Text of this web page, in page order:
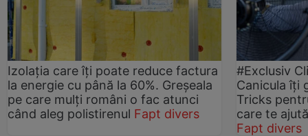
Izolația care îți poate reduce factura
la energie cu până la 60%. Greșeala
pe care mulți români o fac atunci
când aleg polistirenul Fapt divers
#Exclusiv
Canicula îți
Tricks
care te
Fapt divers